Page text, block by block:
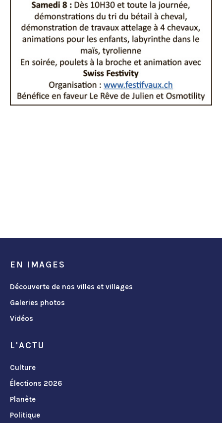
EN IMAGES
Découverte de nos villes et villages
Galeries photos
Vidéos
L'ACTU
Culture
Élections 2026
Planète
Politique